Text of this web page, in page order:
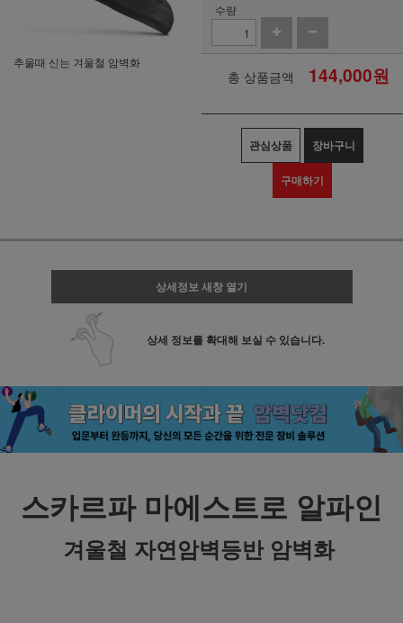
추울때 신는 겨울철 암벽화
수량
총 상품금액 144,000원
관심상품 장바구니
구매하기
상세정보 새창 열기
상세 정보를 확대해 보실 수 있습니다.
스카르파 마에스트로 알파인
겨울철 자연암벽등반 암벽화